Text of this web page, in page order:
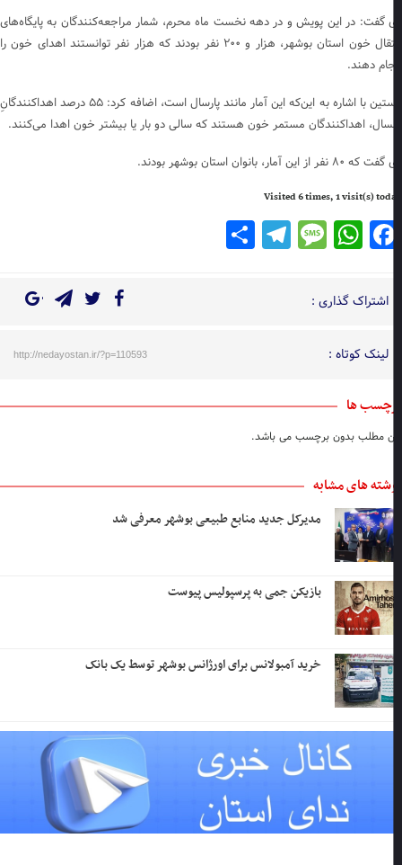
گفت: در این پویش و در دهه نخست ماه محرم، شمار مراجعه‌کنندگان به پایگاه‌های
انتقال خون استان بوشهر، هزار و ۲۰۰ نفر بودند که هزار نفر توانستند اهدای خون را
دهند.
باستین با اشاره به این‌که این آمار مانند پارسال است، اضافه کرد: ۵۵ درصد اهداکنندگانِ
اهداکنندگان مستمر خون هستند که سالی دو بار یا بیشتر خون اهدا می‌کنند.
نفر از این آمار، بانوان استان بوشهر بودند.
Visited 6 times, 1 visit(s)
Facebook
WhatsApp
Message
Telegram
Share
اشتراک گذاری :
لینک کوتاه : http://nedayostan.ir/?p=110593
ها
مطلب بدون برچسب می باشد.
های مشابه
مدیرکل جدید منابع طبیعی بوشهر معرفی شد
بازیکن جمی به پرسپولیس پیوست
خرید آمبولانس برای اورژانس بوشهر توسط یک بانک